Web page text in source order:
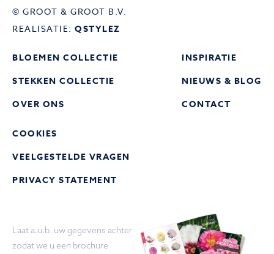
© GROOT & GROOT B.V.
REALISATIE: QSTYLEZ
BLOEMEN COLLECTIE
STEKKEN COLLECTIE
OVER ONS
INSPIRATIE
NIEUWS & BLOG
CONTACT
COOKIES
VEELGESTELDE VRAGEN
PRIVACY STATEMENT
Laat a.u.b. uw gegevens achter
zodat we u een brochure